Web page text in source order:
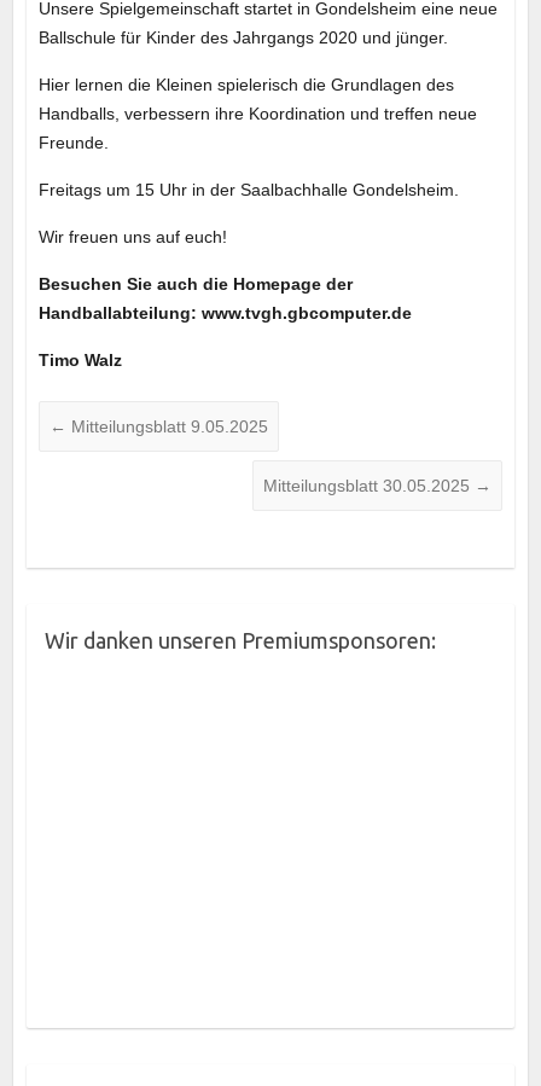
Unsere Spielgemeinschaft startet in Gondelsheim eine neue
Ballschule für Kinder des Jahrgangs 2020 und jünger.
Hier lernen die Kleinen spielerisch die Grundlagen des
Handballs, verbessern ihre Koordination und treffen neue
Freunde.
Freitags um 15 Uhr in der Saalbachhalle Gondelsheim.
Wir freuen uns auf euch!
Besuchen Sie auch die Homepage der
Handballabteilung: www.tvgh.gbcomputer.de
Timo Walz
← Mitteilungsblatt 9.05.2025
Mitteilungsblatt 30.05.2025 →
Wir danken unseren Premiumsponsoren: